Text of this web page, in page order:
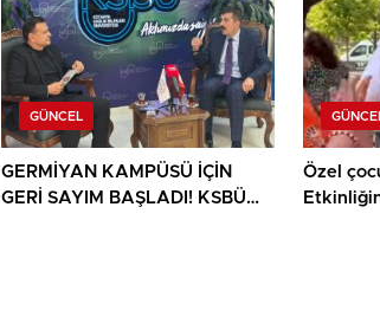
GÜNCEL
GERMİYAN KAMPÜSÜ İÇİN
GERİ SAYIM BAŞLADI! KSBÜ
Özel